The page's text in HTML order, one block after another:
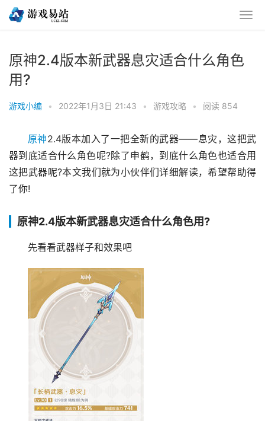
原神2.4版本新武器息灾适合什么角色
用?
游戏小编 • 2022年1月3日 21:43 • 游戏攻略 • 阅读 854
原神2.4版本加入了一把全新的武器——息灾，这把武
器到底适合什么角色呢?除了申鹤，到底什么角色也适合用
这把武器呢?本文我们就为小伙伴们详细解读，希望帮助得
了你!
原神2.4版本新武器息灾适合什么角色用?
先看看武器样子和效果吧